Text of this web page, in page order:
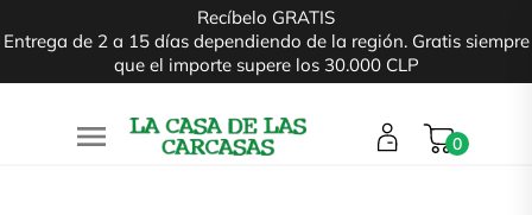
Recíbelo GRATIS
Entrega de 2 a 15 días dependiendo de la región. Gratis siempre
que el importe supere los 30.000 CLP
 0